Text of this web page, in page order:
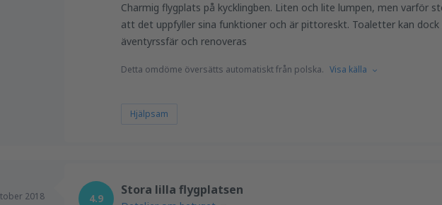
Charmig flygplats på kycklingben. Liten och lite lumpen, men varför
att det uppfyller sina funktioner och är pittoreskt. Toaletter kan
äventyrssfär och renoveras
Detta omdöme översätts automatiskt från polska. Visa källa
Hjälpsam
2018 4.9
Stora lilla flygplatsen